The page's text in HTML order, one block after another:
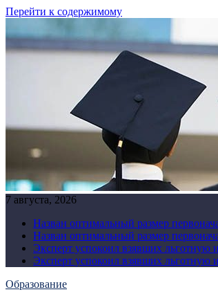
Перейти к содержимому
7 августа, 2026
Назван оптимальный размер
Назван оптимальный размер
Эксперт успокоил взявших льготную
Эксперт успокоил взявших льготную
Образование